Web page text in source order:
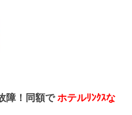
障！同額でホテルﾘﾝｸｽな